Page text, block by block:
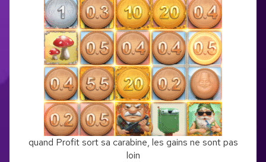
quand Profit sort sa carabine, les gains ne sont pas
loin